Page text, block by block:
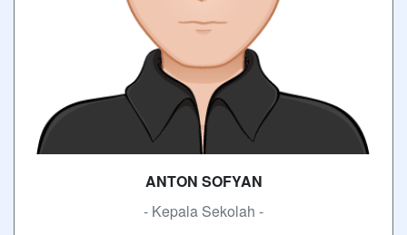
ANTON SOFYAN
- Kepala Sekolah -